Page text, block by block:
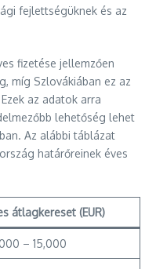
fejlettségüknek és az
fizetése jellemzően
míg Szlovákiában ez az
az adatok arra
lehetőség lehet
Az alábbi táblázat
határőreinek éves
átlagkereset (EUR)
– 15,000